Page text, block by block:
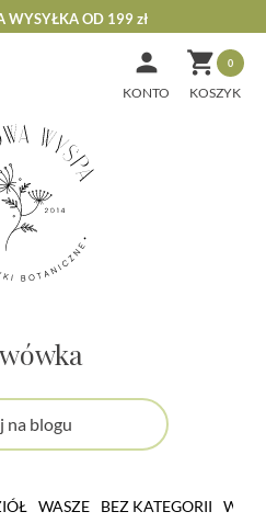
WYSYŁKA OD 199 zł
 0

KONTO
WASZE BEZ KATEGORII